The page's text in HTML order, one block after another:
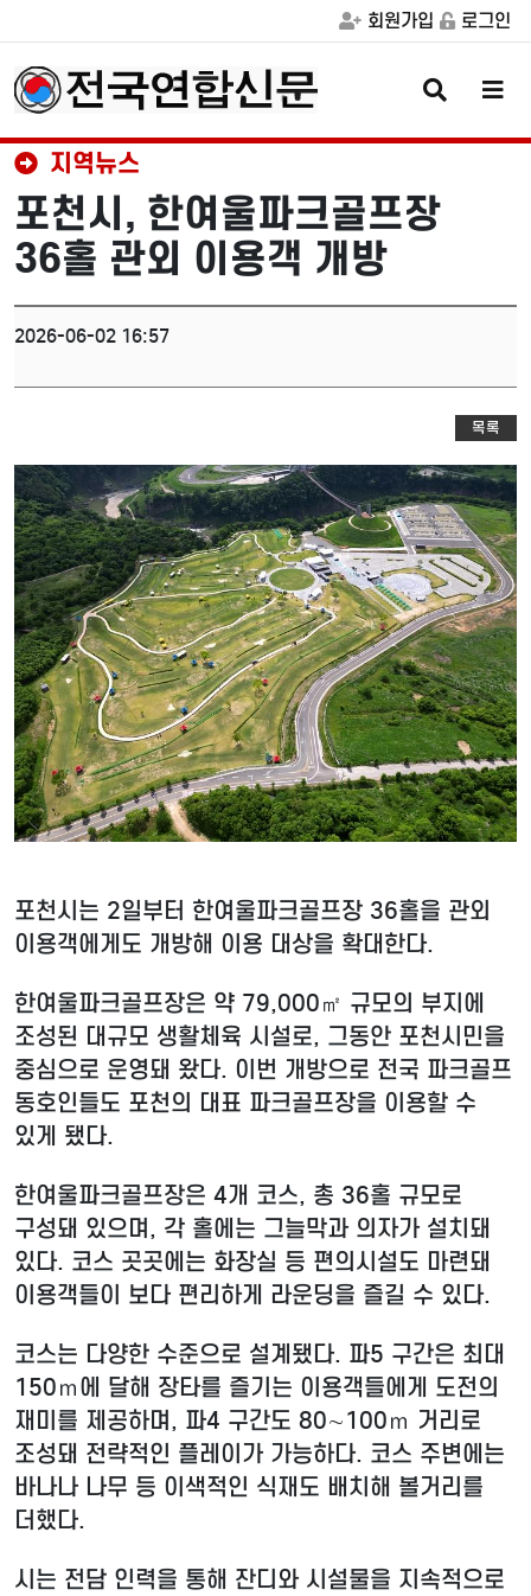
회원가입 로그인
검
색
버
메
버
지역뉴스
포천시, 한여울파크골프장
36홀 관외 이용객 개방
2026-06-02 16:57
목록
포천시는 2일부터 한여울파크골프장 36홀을 관외
이용객에게도 개방해 이용 대상을 확대한다.
한여울파크골프장은 약 79,000㎡ 규모의 부지에
조성된 대규모 생활체육 시설로, 그동안 포천시민을
중심으로 운영돼 왔다. 이번 개방으로 전국 파크골프
동호인들도 포천의 대표 파크골프장을 이용할 수
있게 됐다.
한여울파크골프장은 4개 코스, 총 36홀 규모로
구성돼 있으며, 각 홀에는 그늘막과 의자가 설치돼
있다. 코스 곳곳에는 화장실 등 편의시설도 마련돼
이용객들이 보다 편리하게 라운딩을 즐길 수 있다.
코스는 다양한 수준으로 설계됐다. 파5 구간은 최대
150ｍ에 달해 장타를 즐기는 이용객들에게 도전의
재미를 제공하며, 파4 구간도 80∼100ｍ 거리로
조성돼 전략적인 플레이가 가능하다. 코스 주변에는
바나나 나무 등 이색적인 식재도 배치해 볼거리를
더했다.
시는 전담 인력을 통해 잔디와 시설물을 지속적으로